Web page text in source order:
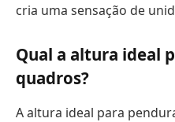
cria uma sensação de
Qual a altura ideal
quadros?
A altura ideal para